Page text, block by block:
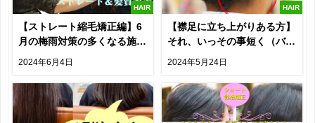
HAIR
【ストレート縮毛矯正編】6
月の梅雨対策の多くなる施
2024年6月4日
HAIR
【襟足に立ち上がりある方】
それ、いっその事短く（バリ
2024年5月24日